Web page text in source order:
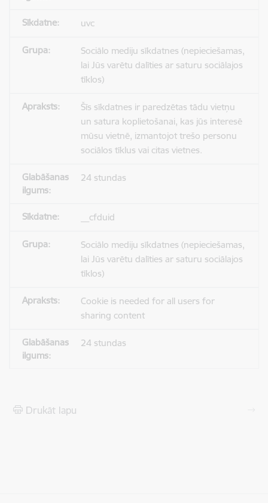
uvc
Sociālo mediju sīkdatnes (nepieciešamas,
lai Jūs varētu dalīties ar saturu sociālajos
tīklos)
Šīs sīkdatnes ir paredzētas tādu vietņu
un satura koplietošanai, kas jūs interesē
mūsu vietnē, izmantojot trešo personu
sociālos tīklus vai citas vietnes.
24 stundas
__cfduid
Sociālo mediju sīkdatnes (nepieciešamas,
lai Jūs varētu dalīties ar saturu sociālajos
tīklos)
Cookie is needed for all users for
sharing content
24 stundas
Drukāt lapu